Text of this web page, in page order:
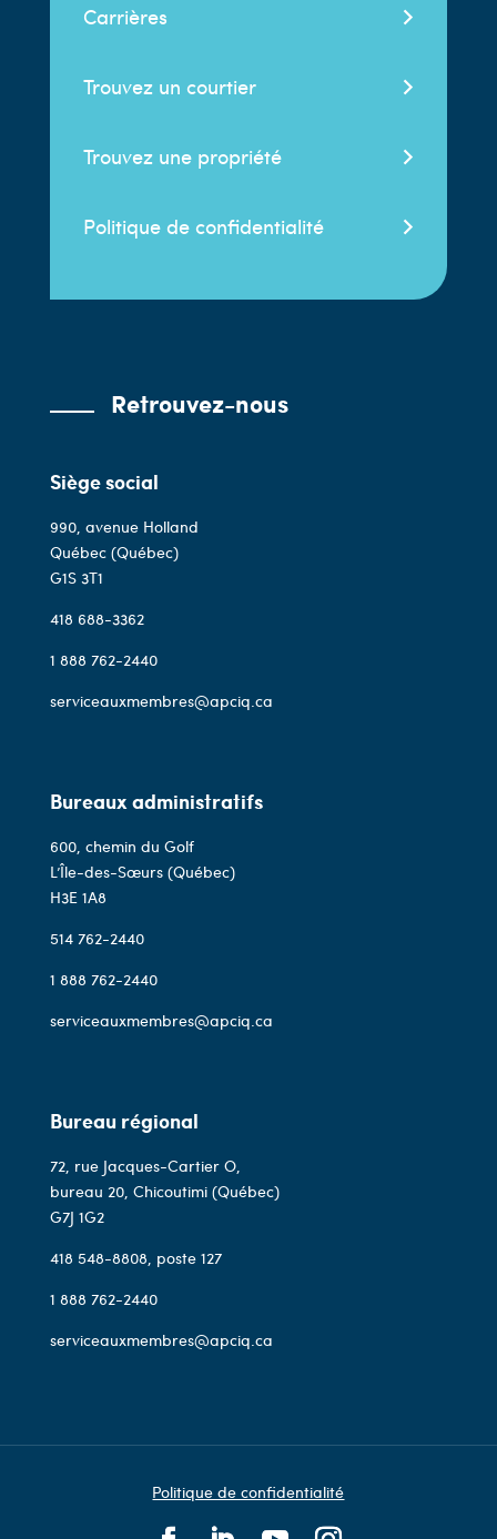
Carrières
Trouvez un courtier
Trouvez une propriété
Politique de confidentialité
Retrouvez-nous
Siège social
990, avenue Holland
Québec (Québec)
G1S 3T1
418 688-3362
1 888 762-2440
serviceauxmembres@apciq.ca
Bureaux administratifs
600, chemin du Golf
L’Île-des-Sœurs (Québec)
H3E 1A8
514 762-2440
1 888 762-2440
serviceauxmembres@apciq.ca
Bureau régional
72, rue Jacques-Cartier O,
bureau 20, Chicoutimi (Québec)
G7J 1G2
418 548-8808, poste 127
1 888 762-2440
serviceauxmembres@apciq.ca
Politique de confidentialité